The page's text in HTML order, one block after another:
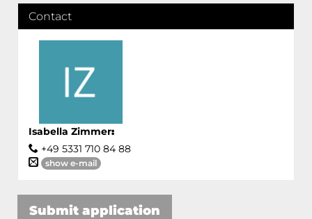
Contact
Isabella Zimmer:
+49 5331 710 84 88
show e-mail
Submit application